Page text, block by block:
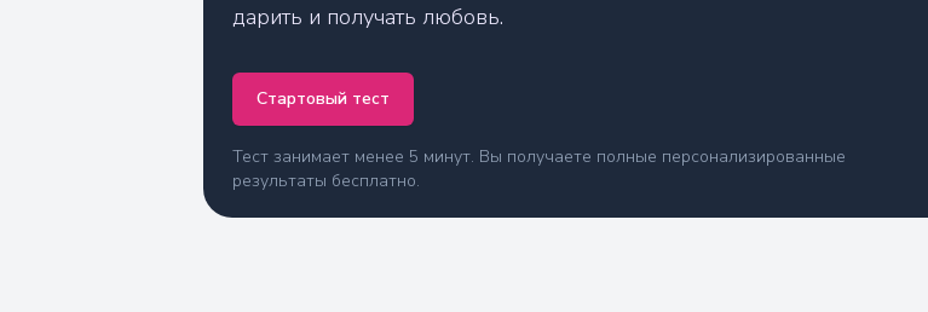
дарить и получать любовь.
Стартовый тест
Тест занимает менее 5 минут. Вы получаете полные персонализированные
результаты бесплатно.